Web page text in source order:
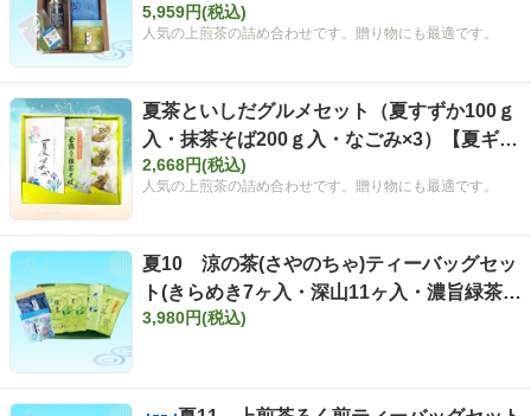
しずくセット(フィルタインボトル750ml・
きらめき100ｇ・さえみどり100ｇ・深山50
5,959円(税込)
人気の上煎茶の詰め合わせです。贈り物にも最適です。
夏茶といしだグルメセット（夏すずか100ｇ
入・抹茶そば200ｇ入・なごみ×3）【夏ギフ
ト】
2,668円(税込)
人気の上煎茶の詰め合わせです。贈り物にも最適です。
夏10 涼の茶(さやのちゃ)ティーバッグセッ
ト(きらめき7ヶ入・深山11ヶ入・濃旨緑茶ひ
も付き15ヶ入・濃旨緑茶18ヶ入×2・そば茶
3,980円(税込)